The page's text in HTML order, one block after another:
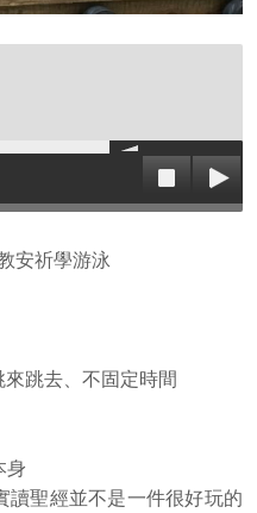
安祈學游泳
跳去、不固定時間
身
讀聖經並不是一件很好玩的